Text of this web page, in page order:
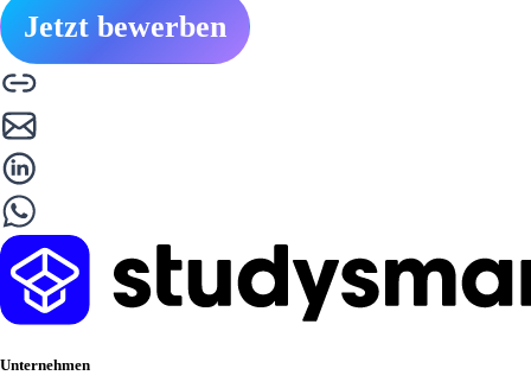
Jetzt bewerben
Unternehmen